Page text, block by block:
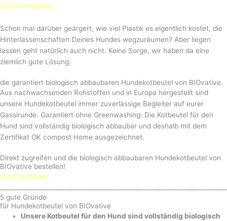
Jetzt entdecken
Schon mal darüber geärgert, wie viel Plastik es eigentlich kostet, die
Hinterlassenschaften Deines Hundes wegzuräumen? Aber liegen
lassen geht natürlich auch nicht. Keine Sorge, wir haben da eine
ziemlich gute Lösung:
die garantiert biologisch abbaubaren Hundekotbeutel von BIOvative.
Aus nachwachsenden Rohstoffen und in Europa hergestellt sind
unsere Hundekotbeutel immer zuverlässige Begleiter auf eurer
Gassirunde. Garantiert ohne Greenwashing: Die Kotbeutel für den
Hund sind vollständig biologisch abbaubar und deshalb mit dem
Zertifikat OK compost Home ausgezeichnet.
Direkt zugreifen und die biologisch abbaubaren Hundekotbeutel von
BIOvative bestellen!
Jetzt bestellen
5 gute Gründe
für Hundekotbeutel von BIOvative
Unsere Kotbeutel für den Hund sind vollständig biologisch